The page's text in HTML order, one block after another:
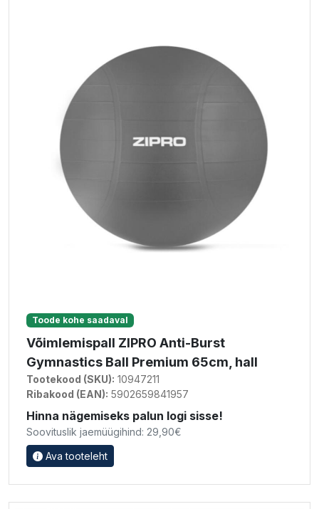
Toode kohe saadaval
Võimlemispall ZIPRO Anti-Burst
Gymnastics Ball Premium 65cm, hall
Tootekood (SKU): 10947211
Ribakood (EAN): 5902659841957
Hinna nägemiseks palun logi sisse!
Soovituslik jaemüügihind: 29,90€
Ava tooteleht